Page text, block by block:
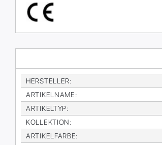
HER­STEL­LER:
AR­TI­KEL­NA­ME:
AR­TI­KEL­TYP:
KOL­LEK­TI­ON:
AR­TI­KEL­FAR­BE: